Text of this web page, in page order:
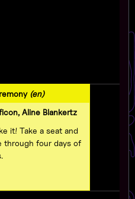
(en)
Aline Blankertz
it! Take a seat and
through four days of